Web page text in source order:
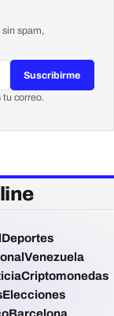
sin spam,
Suscribirme
tu correo.
Deportes
Venezuela
Criptomonedas
Elecciones